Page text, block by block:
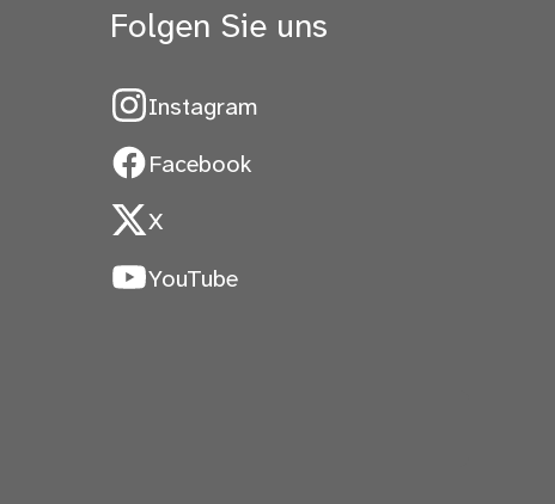
Folgen Sie uns
Instagram
Facebook
X
YouTube